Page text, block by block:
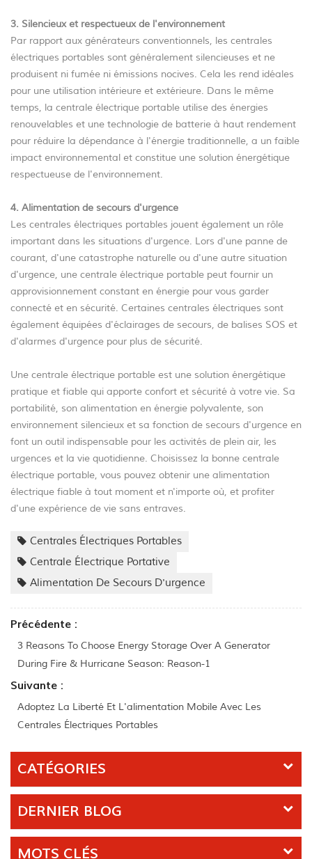
3. Silencieux et respectueux de l'environnement
Par rapport aux générateurs conventionnels, les centrales
électriques portables sont généralement silencieuses et ne
produisent ni fumée ni émissions nocives. Cela les rend idéales
pour une utilisation intérieure et extérieure. Dans le même
temps, la centrale électrique portable utilise des énergies
renouvelables et une technologie de batterie à haut rendement
pour réduire la dépendance à l'énergie traditionnelle, a un faible
impact environnemental et constitue une solution énergétique
respectueuse de l'environnement.
4. Alimentation de secours d'urgence
Les centrales électriques portables jouent également un rôle
important dans les situations d'urgence. Lors d'une panne de
courant, d'une catastrophe naturelle ou d'une autre situation
d'urgence, une centrale électrique portable peut fournir un
approvisionnement constant en énergie pour vous garder
connecté et en sécurité. Certaines centrales électriques sont
également équipées d'éclairages de secours, de balises SOS et
d'alarmes d'urgence pour plus de sécurité.
Une centrale électrique portable est une solution énergétique
pratique et fiable qui apporte confort et sécurité à votre vie. Sa
portabilité, son alimentation en énergie polyvalente, son
environnement silencieux et sa fonction de secours d'urgence en
font un outil indispensable pour les activités de plein air, les
urgences et la vie quotidienne. Choisissez la bonne centrale
électrique portable, vous pouvez obtenir une alimentation
électrique fiable à tout moment et n'importe où, et profiter
d'une expérience de vie sans entraves.
Centrales Électriques Portables
Centrale Électrique Portative
Alimentation De Secours D'urgence
Précédente :
3 Reasons To Choose Energy Storage Over A Generator
During Fire & Hurricane Season: Reason-1
Suivante :
Adoptez La Liberté Et L'alimentation Mobile Avec Les
Centrales Électriques Portables
CATÉGORIES
DERNIER BLOG
MOTS CLÉS